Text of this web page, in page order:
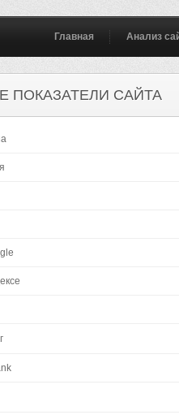
Главная Анализ
ПОКАЗАТЕЛИ САЙТА